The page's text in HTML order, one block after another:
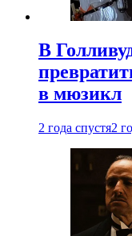
В
в мюзикл
2 года спустя2